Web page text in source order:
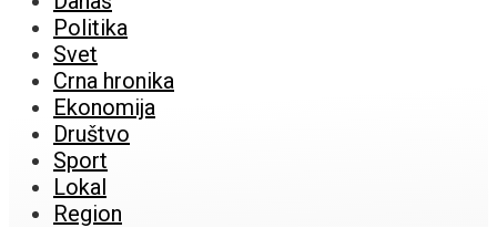
Politika
Svet
Crna hronika
Ekonomija
Društvo
Sport
Lokal
Region